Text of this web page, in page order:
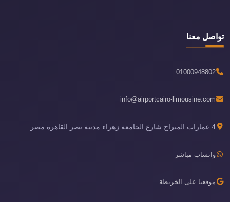
تواصل معنا
01000948802
info@airportcairo-limousine.com
4 عمارات الميراج شارع الجامعة زهراء مدينة نصر القاهرة مصر
واتساب مباشر
موقعنا على الخريطة